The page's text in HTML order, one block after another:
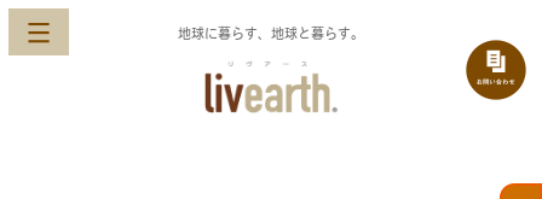
地球に暮らす、地球と暮らす。